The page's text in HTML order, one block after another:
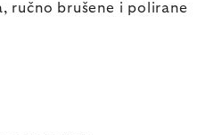
ručno brušene i polirane